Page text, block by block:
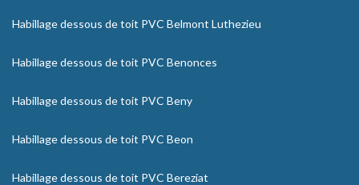
Habillage dessous de toit PVC Belmont Luthezieu
Habillage dessous de toit PVC Benonces
Habillage dessous de toit PVC Beny
Habillage dessous de toit PVC Beon
Habillage dessous de toit PVC Bereziat